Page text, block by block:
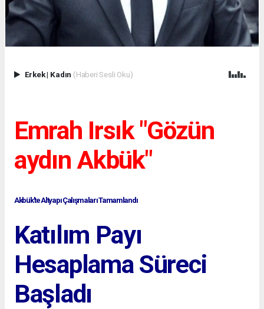
Erkek| Kadın (Haberi Sesli Oku)
Emrah Irsık "Gözün
aydın Akbük"
Akbük'te Altyapı Çalışmaları Tamamlandı
Katılım Payı
Hesaplama Süreci
Başladı